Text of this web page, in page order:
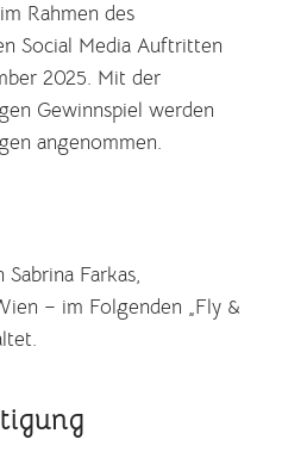
Rahmen des
Social Media Auftritten
2025. Mit der
Gewinnspiel werden
angenommen.
Farkas,
– im Folgenden „Fly &